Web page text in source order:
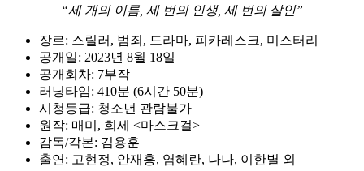
“세 개의 이름, 세 번의 인생, 세 번의 살인”
장르: 스릴러, 범죄, 드라마, 피카레스크, 미스터리
공개일: 2023년 8월 18일
공개회차: 7부작
러닝타임: 410분 (6시간 50분)
시청등급: 청소년 관람불가
원작: 매미, 희세 <마스크걸>
감독/각본: 김용훈
출연: 고현정, 안재홍, 염혜란, 나나, 이한별 외